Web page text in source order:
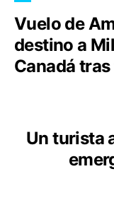
Vuelo de
destino a
Canadá
Un turista